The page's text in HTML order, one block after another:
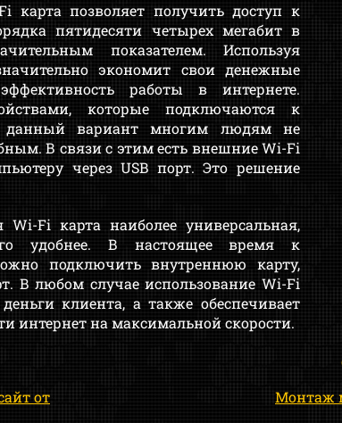
карта позволяет получить доступ к
пятидесяти четырех мегабит в
показателем. Используя
экономит свои денежные
работы в интернете.
которые подключаются к
данный вариант многим людям не
В связи с этим есть внешние Wi-Fi
через USB порт. Это решение
Fi карта наиболее универсальная,
удобнее. В настоящее время к
подключить внутреннюю карту,
В любом случае использование Wi-Fi
клиента, а также обеспечивает
интернет на максимальной скорости.
от
Монтаж